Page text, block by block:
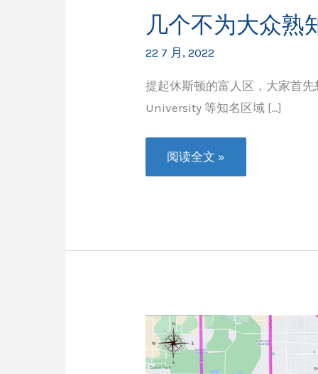
几个不为大众熟
22 7 月, 2022
提起休斯顿的富人区，大家首
University 等知名区域 […]
几
个
不
的
人
区
阅读全文 »